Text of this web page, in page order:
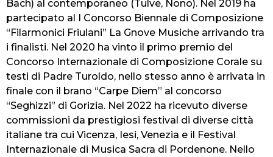
Bach) al contemporaneo (Tulve, Nono). Nel 2019 ha
partecipato al I Concorso Biennale di Composizione
“Filarmonici Friulani” La Gnove Musiche arrivando tra
i finalisti. Nel 2020 ha vinto il primo premio del
Concorso Internazionale di Composizione Corale su
testi di Padre Turoldo, nello stesso anno è arrivata in
finale con il brano “Carpe Diem” al concorso
“Seghizzi” di Gorizia. Nel 2022 ha ricevuto diverse
commissioni da prestigiosi festival di diverse città
italiane tra cui Vicenza, Iesi, Venezia e il Festival
Internazionale di Musica Sacra di Pordenone. Nello